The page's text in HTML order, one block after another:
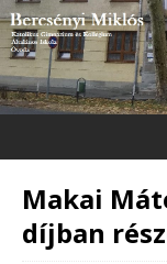
Makai
díjban